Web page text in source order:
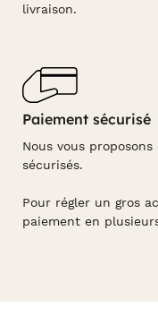
livraison.
Paiement sécurisé
Nous vous
sécurisés.
Pour régler un gros
paiement en